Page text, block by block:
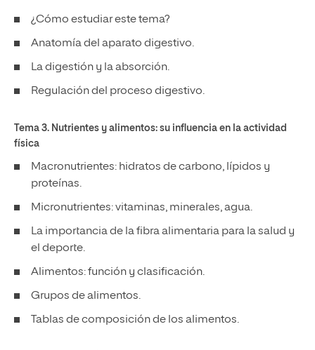
¿Cómo estudiar este tema?
Anatomía del aparato digestivo.
La digestión y la absorción.
Regulación del proceso digestivo.
Tema 3. Nutrientes y alimentos: su influencia en la actividad
física
Macronutrientes: hidratos de carbono, lípidos y
proteínas.
Micronutrientes: vitaminas, minerales, agua.
La importancia de la fibra alimentaria para la salud y
el deporte.
Alimentos: función y clasificación.
Grupos de alimentos.
Tablas de composición de los alimentos.